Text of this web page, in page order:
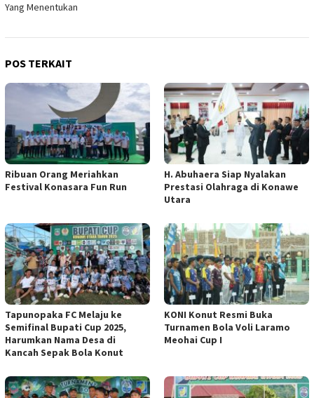
Yang Menentukan
POS TERKAIT
Ribuan Orang Meriahkan
Festival Konasara Fun Run
H. Abuhaera Siap Nyalakan
Prestasi Olahraga di Konawe
Utara
Tapunopaka FC Melaju ke
Semifinal Bupati Cup 2025,
Harumkan Nama Desa di
Kancah Sepak Bola Konut
KONI Konut Resmi Buka
Turnamen Bola Voli Laramo
Meohai Cup I